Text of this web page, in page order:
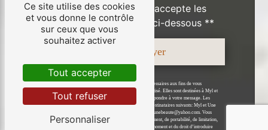
En cochant cette case, j'accepte les
conditions particulières ci-dessous **
Envoyer
** Les données personnelles communiquées sont nécessaires aux fins de vous
contacter et sont enregistrées dans un fichier informatisé. Elles sont destinées à Myl et
Une Beauté et ses sous-traitants dans le seul but de répondre à votre message. Les
données collectées seront communiquées aux seuls destinataires suivants: Myl et Une
Beauté 24 Grande Rue 28700 Béville-le-Comte myletunebeaute@yahoo.com. Vous
disposez de droits d’accès, de rectification, d’effacement, de portabilité, de limitation,
d’opposition, de retrait de votre consentement à tout moment et du droit d’introduire
Ce site utilise des cookies
et vous donne le contrôle
sur ceux que vous
souhaitez activer
Tout accepter
Tout refuser
Personnaliser